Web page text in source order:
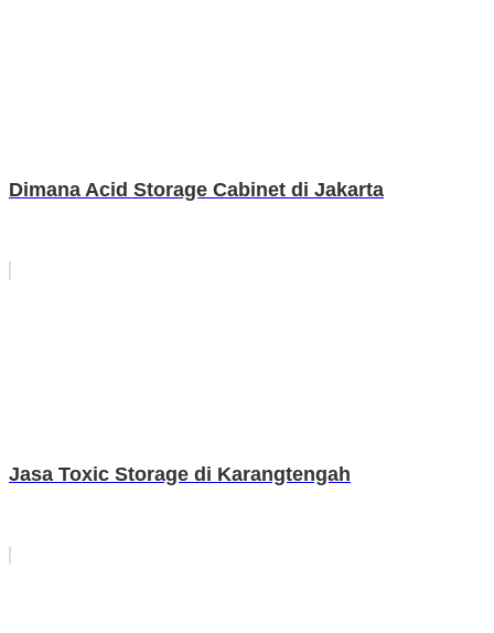
Dimana Acid Storage Cabinet di Jakarta
Jasa Toxic Storage di Karangtengah